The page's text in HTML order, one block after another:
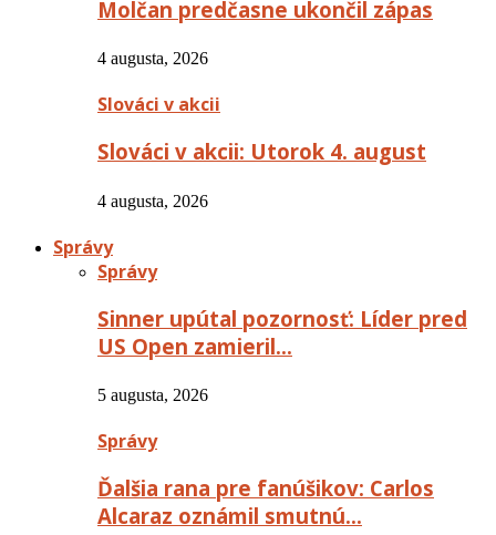
Molčan predčasne ukončil zápas
4 augusta, 2026
Slováci v akcii
Slováci v akcii: Utorok 4. august
4 augusta, 2026
Správy
Správy
Sinner upútal pozornosť: Líder pred
US Open zamieril…
5 augusta, 2026
Správy
Ďalšia rana pre fanúšikov: Carlos
Alcaraz oznámil smutnú…